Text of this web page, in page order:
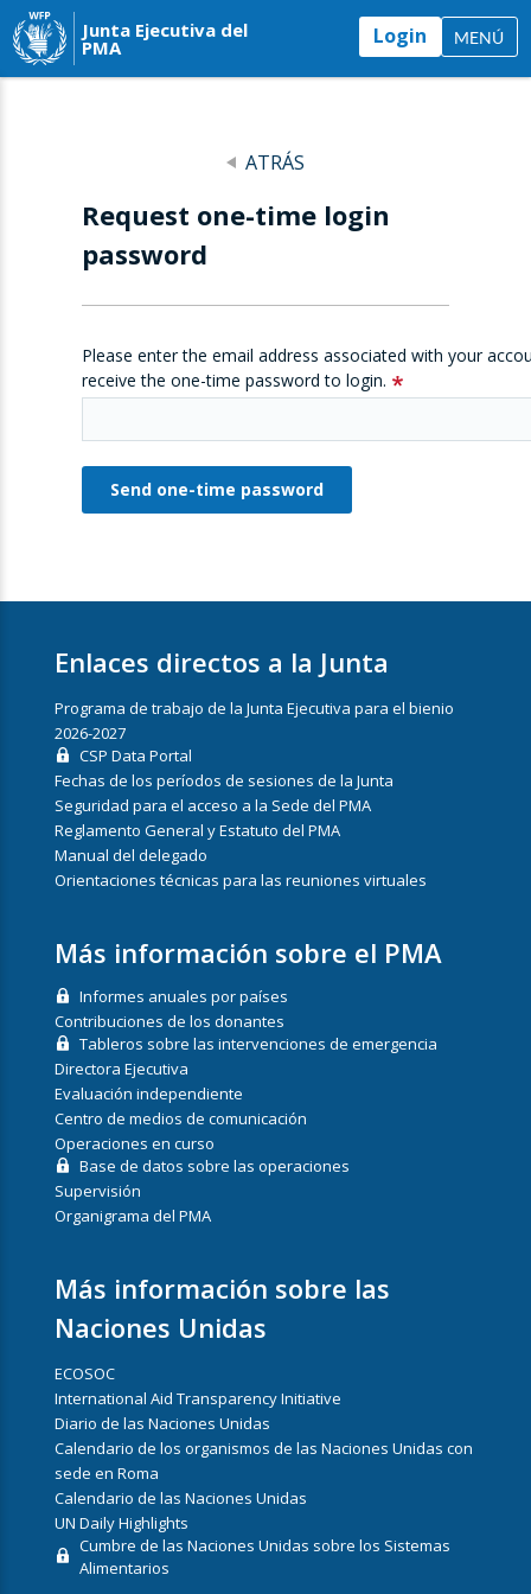
Junta Ejecutiva del
PMA Login MENÚ
ATRÁS
Request one-time login
password
Please enter the email address associated with your
receive the one-time password to login.
Enlaces directos a la Junta
Programa de trabajo de la Junta Ejecutiva para el bienio
2026-2027
CSP Data Portal
Fechas de los períodos de sesiones de la Junta
Seguridad para el acceso a la Sede del PMA
Reglamento General y Estatuto del PMA
Manual del delegado
Orientaciones técnicas para las reuniones virtuales
Más información sobre el PMA
Informes anuales por países
Contribuciones de los donantes
Tableros sobre las intervenciones de emergencia
Directora Ejecutiva
Evaluación independiente
Centro de medios de comunicación
Operaciones en curso
Base de datos sobre las operaciones
Supervisión
Organigrama del PMA
Más información sobre las
Naciones Unidas
ECOSOC
International Aid Transparency Initiative
Diario de las Naciones Unidas
Calendario de los organismos de las Naciones Unidas con
sede en Roma
Calendario de las Naciones Unidas
UN Daily Highlights
Cumbre de las Naciones Unidas sobre los Sistemas
Alimentarios